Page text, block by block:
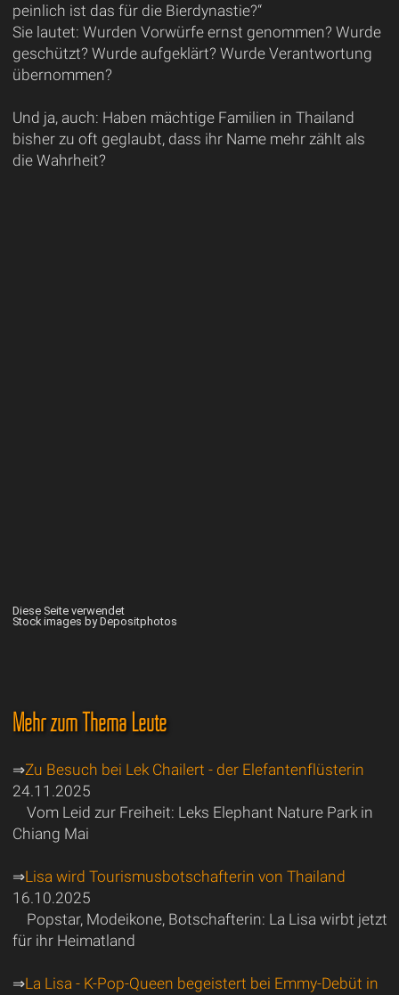
peinlich ist das für die Bierdynastie?“
Sie lautet: Wurden Vorwürfe ernst genommen? Wurde
geschützt? Wurde aufgeklärt? Wurde Verantwortung
übernommen?
Und ja, auch: Haben mächtige Familien in Thailand
bisher zu oft geglaubt, dass ihr Name mehr zählt als
die Wahrheit?
Diese Seite verwendet
Stock images by Depositphotos
Mehr zum Thema Leute
⇒Zu Besuch bei Lek Chailert - der Elefantenflüsterin
24.11.2025
Vom Leid zur Freiheit: Leks Elephant Nature Park in
Chiang Mai
⇒Lisa wird Tourismusbotschafterin von Thailand
16.10.2025
Popstar, Modeikone, Botschafterin: La Lisa wirbt jetzt
für ihr Heimatland
⇒La Lisa - K-Pop-Queen begeistert bei Emmy-Debüt in